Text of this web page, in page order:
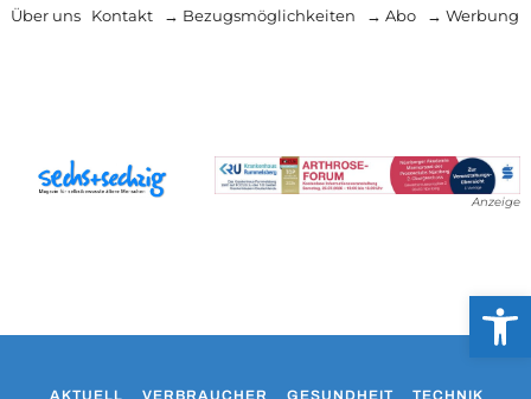
Über uns Kontakt → Bezugsmöglichkeiten → Abo → Werbung
Anzeige
AKTUELL VERBRAUCHER GESUNDHEIT TECHNIK